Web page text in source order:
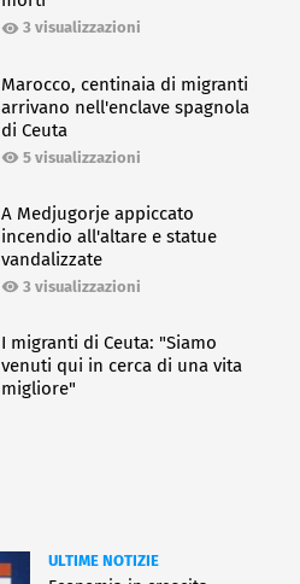
3 visualizzazioni
Marocco, centinaia di migranti
arrivano nell'enclave spagnola
di Ceuta
5 visualizzazioni
A Medjugorje appiccato
incendio all'altare e statue
vandalizzate
3 visualizzazioni
I migranti di Ceuta: "Siamo
venuti qui in cerca di una vita
migliore"
ULTIME NOTIZIE